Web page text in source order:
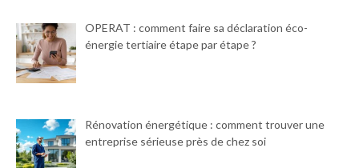
OPERAT : comment faire sa déclaration éco-
énergie tertiaire étape par étape ?
Rénovation énergétique : comment trouver une
entreprise sérieuse près de chez soi